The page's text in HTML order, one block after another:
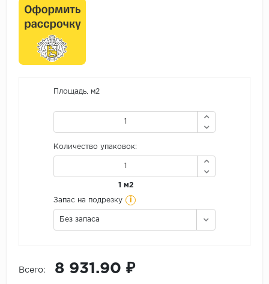
Площадь, м2
Количество упаковок:
1 м2
Запас на подрезку i
Без запаса
Всего: 8 931.90 ₽